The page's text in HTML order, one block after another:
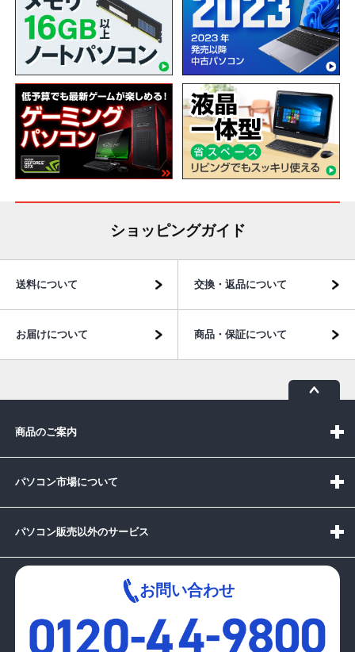
ショッピングガイド
送料について 交換・返品について
お届けについて 商品・保証について
商品のご案内
パソコン市場について
パソコン販売以外のサービス
お問い合わせ